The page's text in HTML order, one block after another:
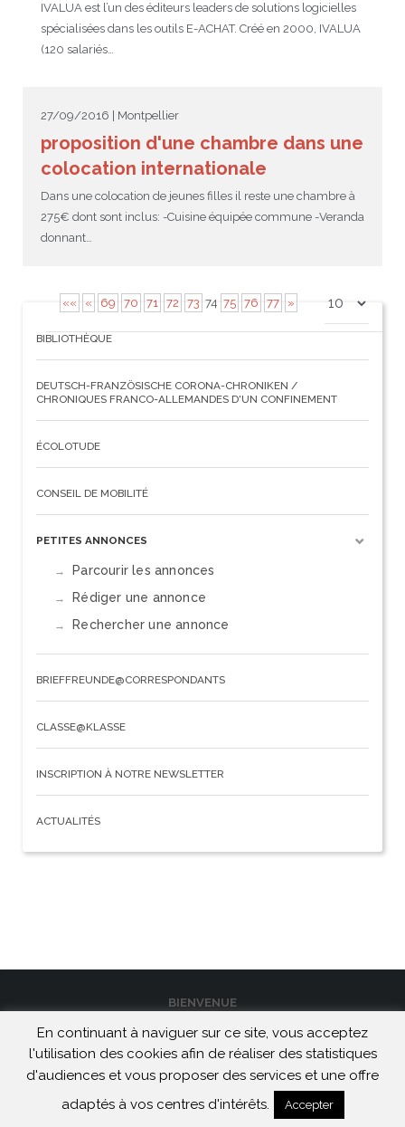
IVALUA est l’un des éditeurs leaders de solutions logicielles
spécialisées dans les outils E-ACHAT. Créé en 2000, IVALUA
(120 salariés…
27/09/2016 | Montpellier
proposition d'une chambre dans une
colocation internationale
Dans une colocation de jeunes filles il reste une chambre à
275€ dont sont inclus: -Cuisine équipée commune -Veranda
donnant…
«« « 69 70 71 72 73 74 75 76 77 »
BIBLIOTHÈQUE
DEUTSCH-FRANZÖSISCHE CORONA-CHRONIKEN /
CHRONIQUES FRANCO-ALLEMANDES D'UN CONFINEMENT
ÉCOLOTUDE
CONSEIL DE MOBILITÉ
PETITES ANNONCES
Parcourir les annonces
Rédiger une annonce
Rechercher une annonce
BRIEFFREUNDE@CORRESPONDANTS
CLASSE@KLASSE
INSCRIPTION À NOTRE NEWSLETTER
ACTUALITÉS
BIENVENUE
CONTACT
MENTIONS LÉGALES ET CONFIDENTIALITÉ
Maison de Heidelberg | 2026
En continuant à naviguer sur ce site, vous acceptez
l'utilisation des cookies afin de réaliser des statistiques
d'audiences et vous proposer des services et une offre
adaptés à vos centres d'intérêts.
Accepter